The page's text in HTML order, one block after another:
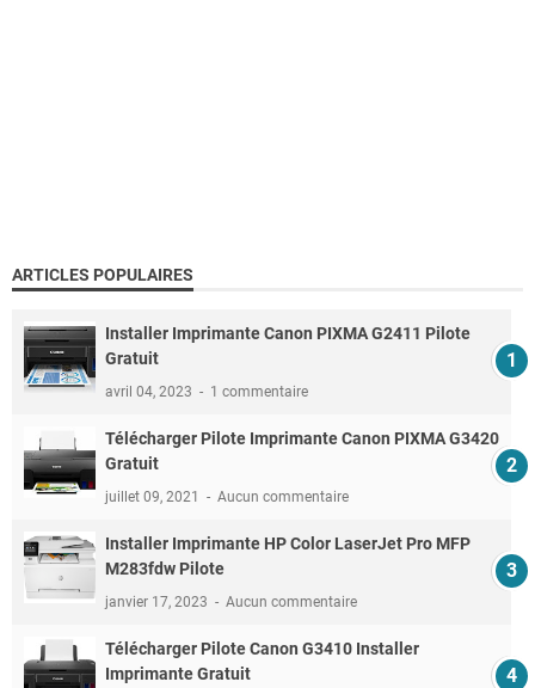
ARTICLES POPULAIRES
Installer Imprimante Canon PIXMA G2411 Pilote
Gratuit
avril 04, 2023 1 commentaire
Télécharger Pilote Imprimante Canon PIXMA G3420
Gratuit
juillet 09, 2021 Aucun commentaire
Installer Imprimante HP Color LaserJet Pro MFP
M283fdw Pilote
janvier 17, 2023 Aucun commentaire
Télécharger Pilote Canon G3410 Installer
Imprimante Gratuit